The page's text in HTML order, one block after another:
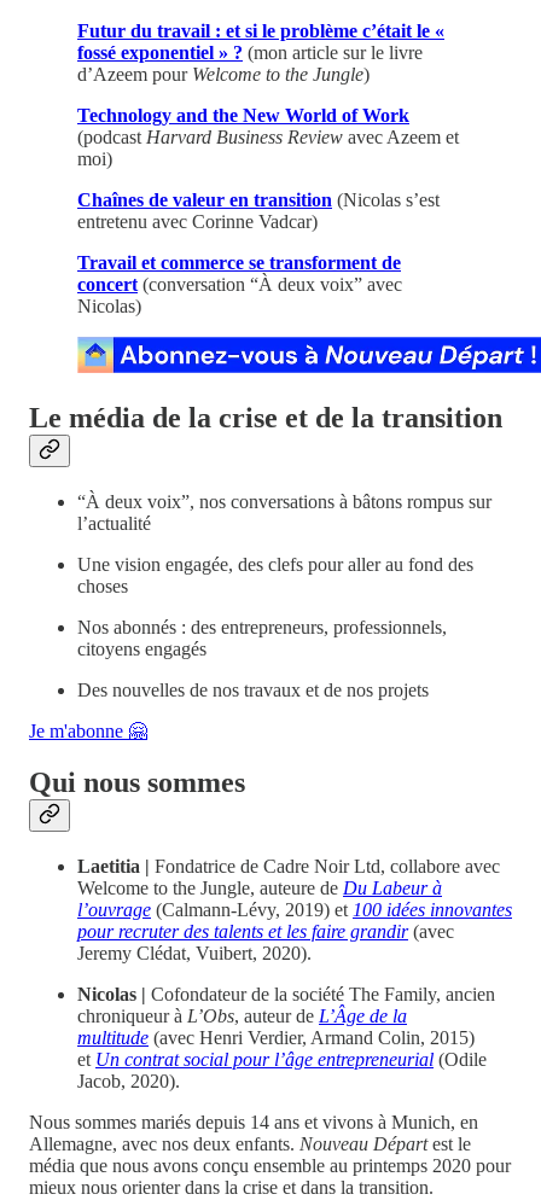
Futur du travail : et si le problème c’était le «
fossé exponentiel » ? (mon article sur le livre
d’Azeem pour Welcome to the Jungle)
Technology and the New World of Work
(podcast Harvard Business Review avec Azeem et
moi)
Chaînes de valeur en transition (Nicolas s’est
entretenu avec Corinne Vadcar)
Travail et commerce se transforment de
concert (conversation “À deux voix” avec
Nicolas)
Le média de la crise et de la transition
“À deux voix”, nos conversations à bâtons rompus sur
l’actualité
Une vision engagée, des clefs pour aller au fond des
choses
Nos abonnés : des entrepreneurs, professionnels,
citoyens engagés
Des nouvelles de nos travaux et de nos projets
Je m'abonne 🤗
Qui nous sommes
Laetitia | Fondatrice de Cadre Noir Ltd, collabore avec
Welcome to the Jungle, auteure de Du Labeur à
l’ouvrage (Calmann-Lévy, 2019) et 100 idées innovantes
pour recruter des talents et les faire grandir(avec
Jeremy Clédat, Vuibert, 2020).
Nicolas | Cofondateur de la société The Family, ancien
chroniqueur à L’Obs, auteur de L’Âge de la
multitude (avec Henri Verdier, Armand Colin, 2015)
et Un contrat social pour l’âge entrepreneurial (Odile
Jacob, 2020).
Nous sommes mariés depuis 14 ans et vivons à Munich, en
Allemagne, avec nos deux enfants. Nouveau Départest le
média que nous avons conçu ensemble au printemps 2020 pour
mieux nous orienter dans la crise et dans la transition.